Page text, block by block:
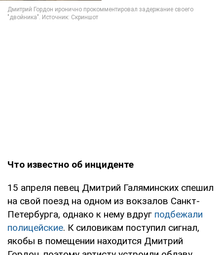
Что известно об инциденте
15 апреля певец Дмитрий Галяминских спешил
на свой поезд на одном из вокзалов Санкт-
Петербурга, однако к нему вдруг подбежали
полицейские. К силовикам поступил сигнал,
якобы в помещении находится Дмитрий